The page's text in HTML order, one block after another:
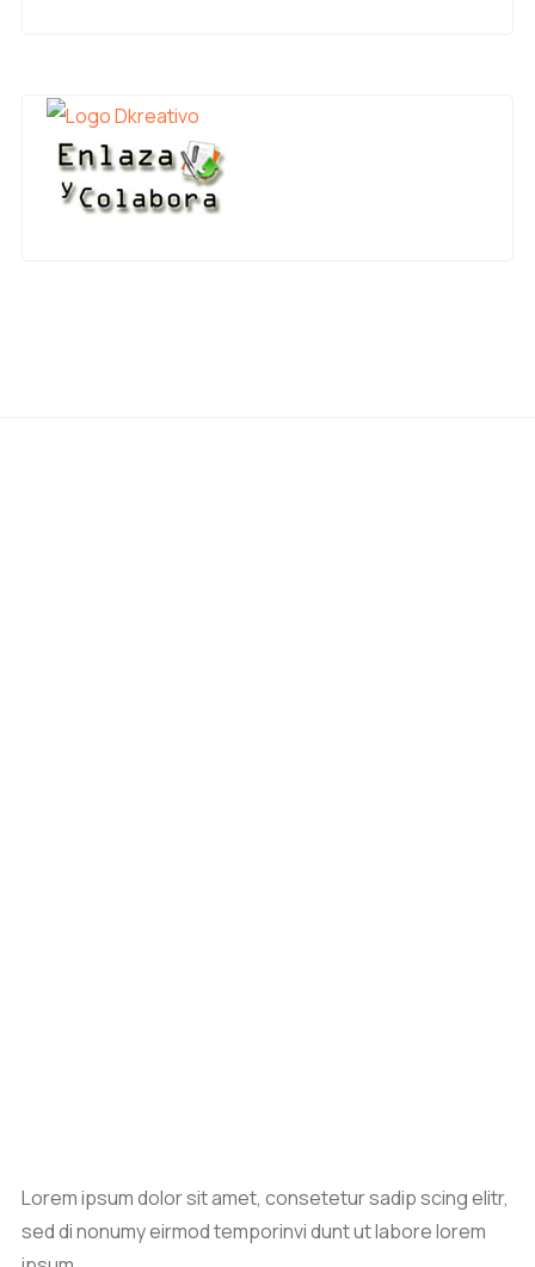
Lorem ipsum dolor sit amet, consetetur sadip scing elitr,
sed di nonumy eirmod temporinvi dunt ut labore lorem